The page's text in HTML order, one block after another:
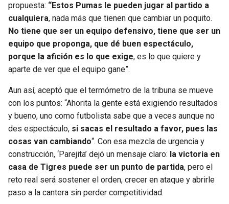
propuesta: “Estos Pumas le pueden jugar al partido a
cualquiera, nada más que tienen que cambiar un poquito.
No tiene que ser un equipo defensivo, tiene que ser un
equipo que proponga, que dé buen espectáculo,
porque la afición es lo que exige, es lo que quiere y
aparte de ver que el equipo gane”.
Aun así, aceptó que el termómetro de la tribuna se mueve
con los puntos: “Ahorita la gente está exigiendo resultados
y bueno, uno como futbolista sabe que a veces aunque no
des espectáculo, si sacas el resultado a favor, pues las
cosas van cambiando“. Con esa mezcla de urgencia y
construcción, ‘Parejita’ dejó un mensaje claro: la victoria en
casa de Tigres puede ser un punto de partida, pero el
reto real será sostener el orden, crecer en ataque y abrirle
paso a la cantera sin perder competitividad.